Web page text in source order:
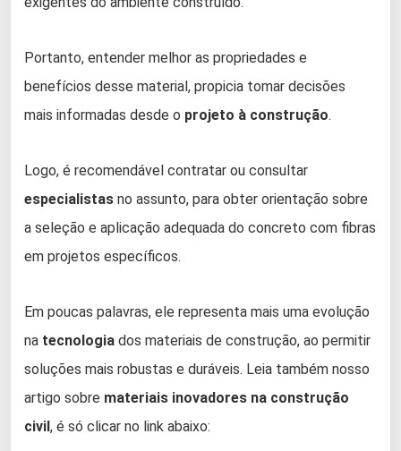
Portanto, entender melhor as propriedades e
benefícios desse material, propicia tomar decisões
mais informadas desde o projeto à construção.
Logo, é recomendável contratar ou consultar
especialistas no assunto, para obter orientação sobre
a seleção e aplicação adequada do concreto com fibras
em projetos específicos.
Em poucas palavras, ele representa mais uma evolução
na tecnologia dos materiais de construção, ao permitir
soluções mais robustas e duráveis. Leia também nosso
artigo sobre materiais inovadores na construção
civil, é só clicar no link abaixo: